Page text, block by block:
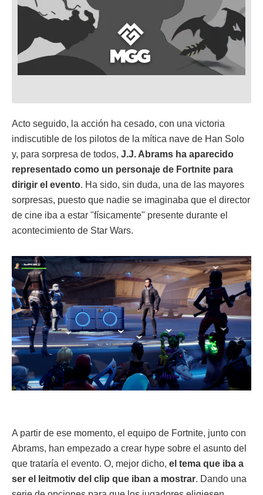
Acto seguido, la acción ha cesado, con una victoria
indiscutible de los pilotos de la mítica nave de Han Solo
y, para sorpresa de todos, J.J. Abrams ha aparecido
representado como un personaje de Fortnite para
dirigir el evento. Ha sido, sin duda, una de las mayores
sorpresas, puesto que nadie se imaginaba que el director
de cine iba a estar "físicamente" presente durante el
acontecimiento de Star Wars.
A partir de ese momento, el equipo de Fortnite, junto con
Abrams, han empezado a crear hype sobre el asunto del
que trataría el evento. O, mejor dicho, el tema que iba a
ser el leitmotiv del clip que iban a mostrar. Dando una